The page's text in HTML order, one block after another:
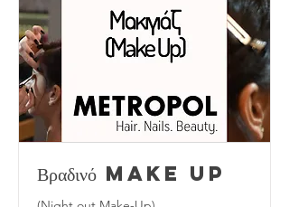
Βραδινό make up